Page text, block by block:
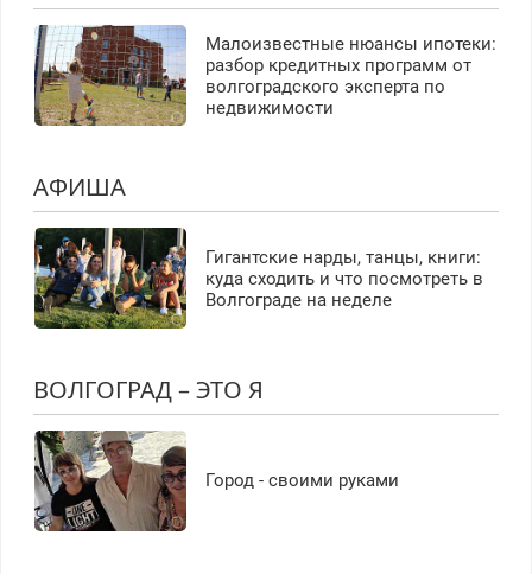
Малоизвестные нюансы ипотеки:
разбор кредитных программ от
волгоградского эксперта по
недвижимости
АФИША
Гигантские нарды, танцы, книги:
куда сходить и что посмотреть в
Волгограде на неделе
ВОЛГОГРАД – ЭТО Я
Город - своими руками